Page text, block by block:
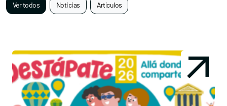
Ver todos Noticias Artículos